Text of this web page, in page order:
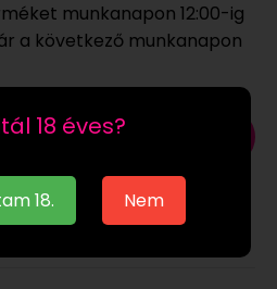
18 éves?
18. Nem
munkanapon 12:00-ig
a következő munkanapon